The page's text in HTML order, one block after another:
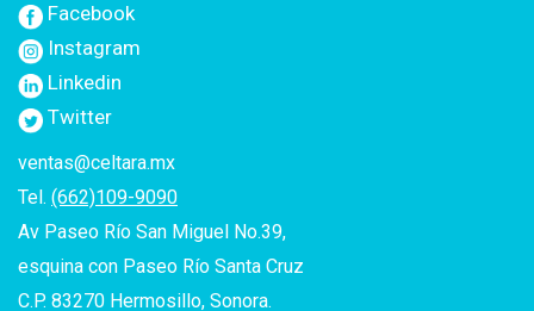
Facebook
Instagram
Linkedin
Twitter
ventas@celtara.mx
Tel. (662)109-9090
Av Paseo Río San Miguel No.39,
esquina con Paseo Río Santa Cruz
C.P. 83270 Hermosillo, Sonora.